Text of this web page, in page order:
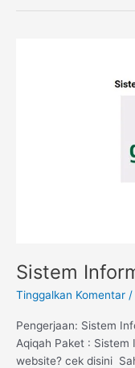
Sistem
Tinggalkan Komentar /
Pengerjaan: Sistem
Aqiqah Paket : Sistem
website? cek disini